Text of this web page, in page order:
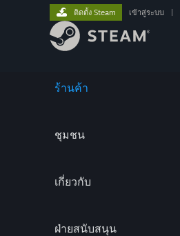
ร้านค้า
ชุมชน
เกี่ยวกับ
ฝ่ายสนับสนุน
ติดตั้ง Steam เข้าสู่ระบบ